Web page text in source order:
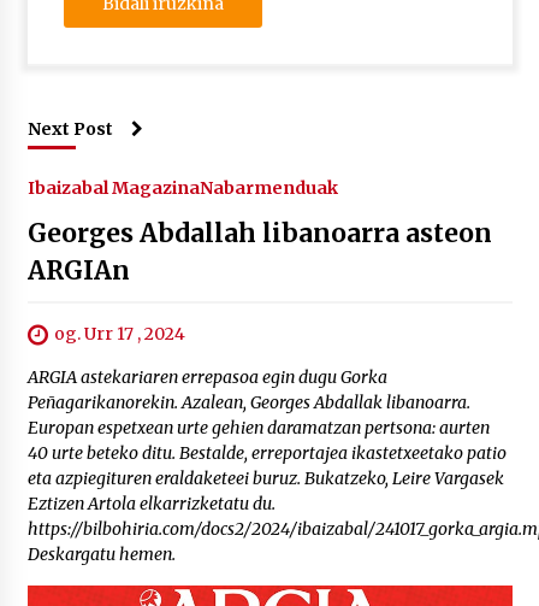
Next Post
Ibaizabal MagazinaNabarmenduak
Georges Abdallah libanoarra asteon
ARGIAn
og. Urr 17 , 2024
ARGIA astekariaren errepasoa egin dugu Gorka
Peñagarikanorekin. Azalean, Georges Abdallak libanoarra.
Europan espetxean urte gehien daramatzan pertsona: aurten
40 urte beteko ditu. Bestalde, erreportajea ikastetxeetako patio
eta azpiegituren eraldaketeei buruz. Bukatzeko, Leire Vargasek
Eztizen Artola elkarrizketatu du.
https://bilbohiria.com/docs2/2024/ibaizabal/
Deskargatu hemen.